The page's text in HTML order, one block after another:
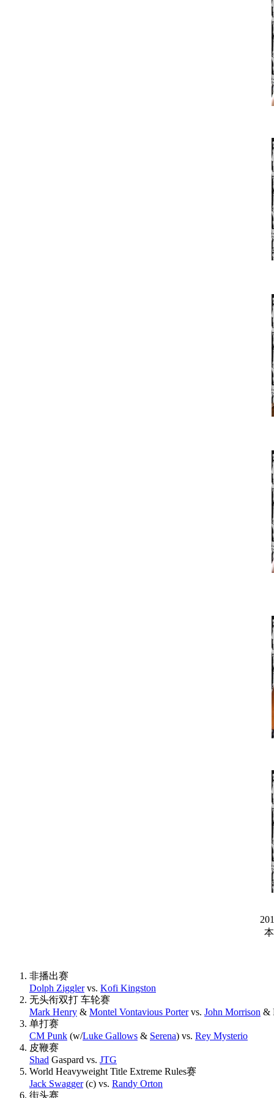
非播出赛
Dolph Zigglervs. Kofi Kingston
无头衔双打 车轮赛
Mark Henry & Montel Vontavious Portervs. John Morrison &
单打赛
CM Punk (w/Luke Gallows & Serena) vs. Rey Mysterio
皮鞭赛
Shad Gaspard vs. JTG
World Heavyweight Title Extreme Rules赛
Jack Swagger(c) vs. Randy Orton
街头赛